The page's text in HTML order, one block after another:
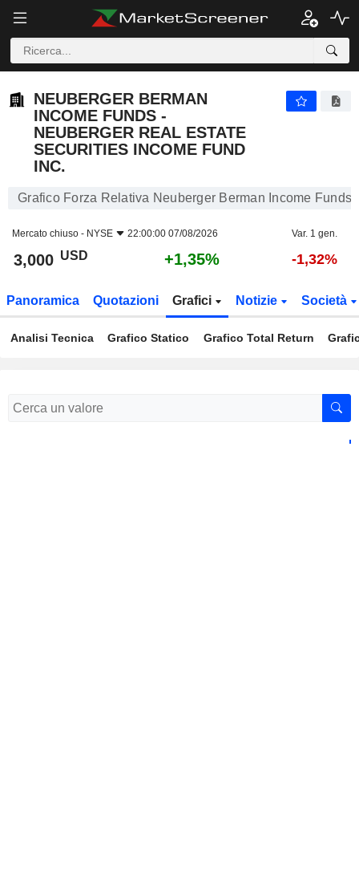
NEUBERGER BERMAN
INCOME FUNDS -
NEUBERGER REAL ESTATE
SECURITIES INCOME FUND
INC.
Grafico Forza Relativa Neuberger Berman Income
Mercato chiuso - NYSE 22:00:00 07/08/2026 Var. 1 gen.
3,000 USD +1,35% -1,32%
Panoramica Quotazioni Grafici Notizie Società
Analisi Tecnica Grafico Statico Grafico Total Return